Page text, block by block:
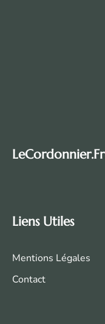
LeCordonnier.fr
Liens Utiles
Mentions Légales
Contact